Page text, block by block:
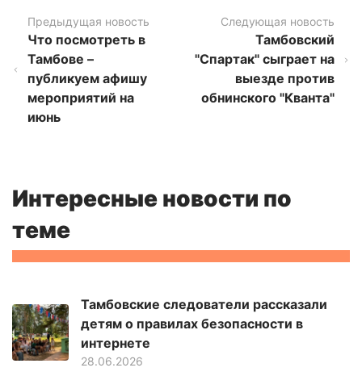
Предыдущая новость
Что посмотреть в
Тамбове –
публикуем афишу
мероприятий на
июнь
Следующая новость
Тамбовский
"Спартак" сыграет на
выезде против
обнинского "Кванта"
Интересные новости по
теме
Тамбовские следователи рассказали
детям о правилах безопасности в
интернете
28.06.2026